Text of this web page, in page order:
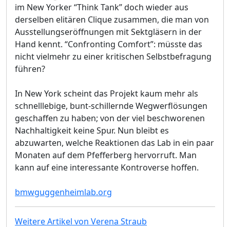
im New Yorker “Think Tank” doch wieder aus
derselben elitären Clique zusammen, die man von
Ausstellungseröffnungen mit Sektgläsern in der
Hand kennt. “Confronting Comfort”: müsste das
nicht vielmehr zu einer kritischen Selbstbefragung
führen?
In New York scheint das Projekt kaum mehr als
schnelllebige, bunt-schillernde Wegwerflösungen
geschaffen zu haben; von der viel beschworenen
Nachhaltigkeit keine Spur. Nun bleibt es
abzuwarten, welche Reaktionen das Lab in ein paar
Monaten auf dem Pfefferberg hervorruft. Man
kann auf eine interessante Kontroverse hoffen.
bmwguggenheimlab.org
Weitere Artikel von Verena Straub